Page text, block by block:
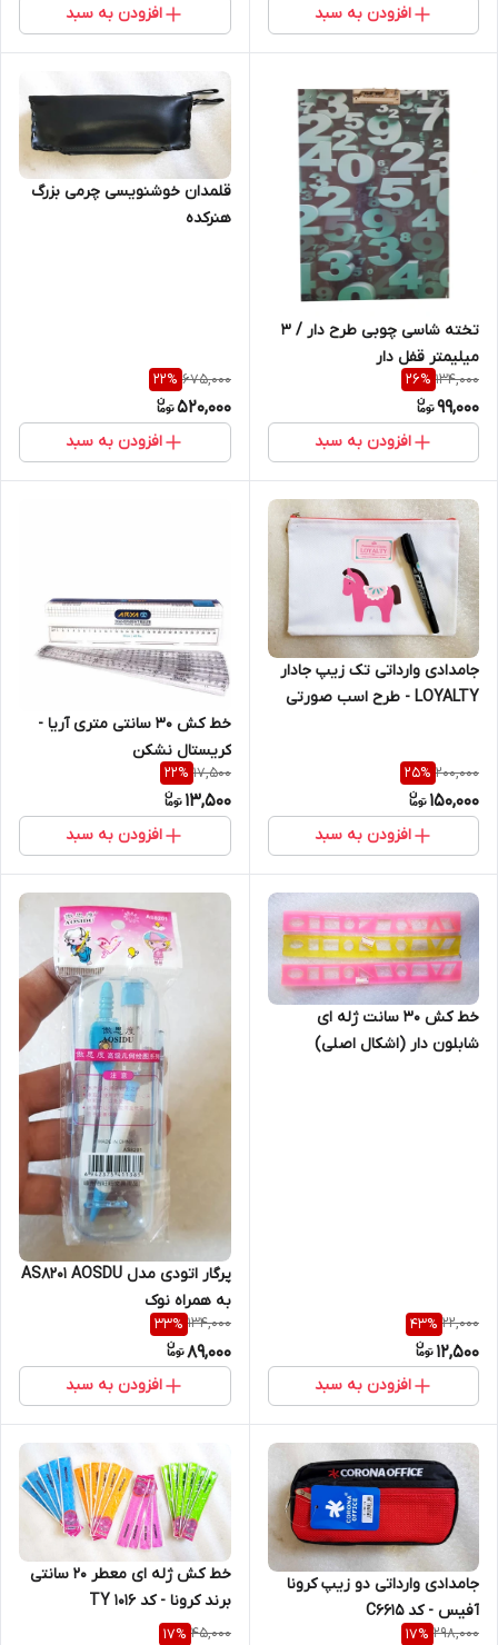
افزودن به سبد افزودن به سبد
تخته شاسی چوبی طرح دار / 3
میلیمتر قفل دار
134,000
26%
99,000
افزودن به سبد
قلمدان خوشنویسی چرمی بزرگ
هنرکده
675,000
22%
520,000
افزودن به سبد
جامدادی وارداتی تک زیپ جادار
LOYALTY - طرح اسب صورتی
200,000
25%
150,000
افزودن به سبد
خط کش 30 سانتی متری آریا -
کریستال نشکن
17,500
22%
13,500
افزودن به سبد
خط کش 30 سانت ژله ای
شابلون دار (اشکال اصلی)
22,000
43%
12,500
افزودن به سبد
پرگار اتودی مدل AS8201 AOSDU
به همراه نوک
134,000
33%
89,000
افزودن به سبد
جامدادی وارداتی دو زیپ کرونا
آفیس - کد C6615
298,000
17%
خط کش ژله ای معطر 20 سانتی
برند کرونا - کد TY 1016
45,000
17%